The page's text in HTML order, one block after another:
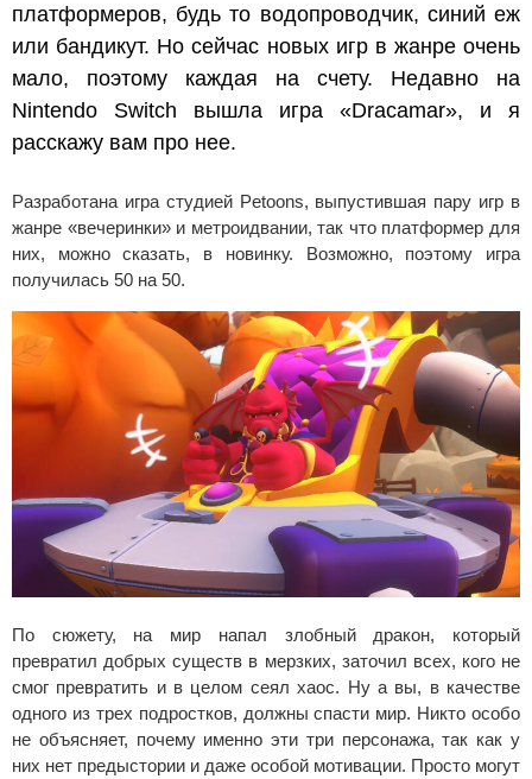
платформеров, будь то водопроводчик, синий еж
или бандикут. Но сейчас новых игр в жанре очень
мало, поэтому каждая на счету. Недавно на
Nintendo Switch вышла игра «Dracamar», и я
расскажу вам про нее.
Разработана игра студией Petoons, выпустившая пару игр в
жанре «вечеринки» и метроидвании, так что платформер для
них, можно сказать, в новинку. Возможно, поэтому игра
получилась 50 на 50.
По сюжету, на мир напал злобный дракон, который
превратил добрых существ в мерзких, заточил всех, кого не
смог превратить и в целом сеял хаос. Ну а вы, в качестве
одного из трех подростков, должны спасти мир. Никто особо
не объясняет, почему именно эти три персонажа, так как у
них нет предыстории и даже особой мотивации. Просто могут